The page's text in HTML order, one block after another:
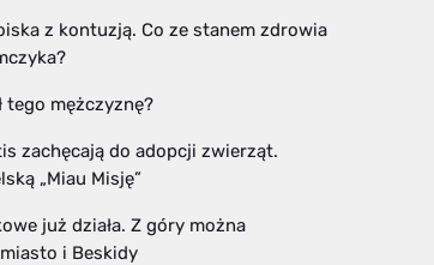
z kontuzją. Co ze stanem zdrowia
tego mężczyznę?
zachęcają do adopcji zwierząt.
„Miau Misję”
już działa. Z góry można
i Beskidy